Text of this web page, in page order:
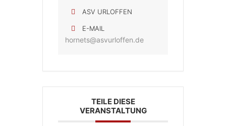
ASV URLOFFEN
E-MAIL
hornets@asvurloffen.de
TEILE DIESE
VERANSTALTUNG